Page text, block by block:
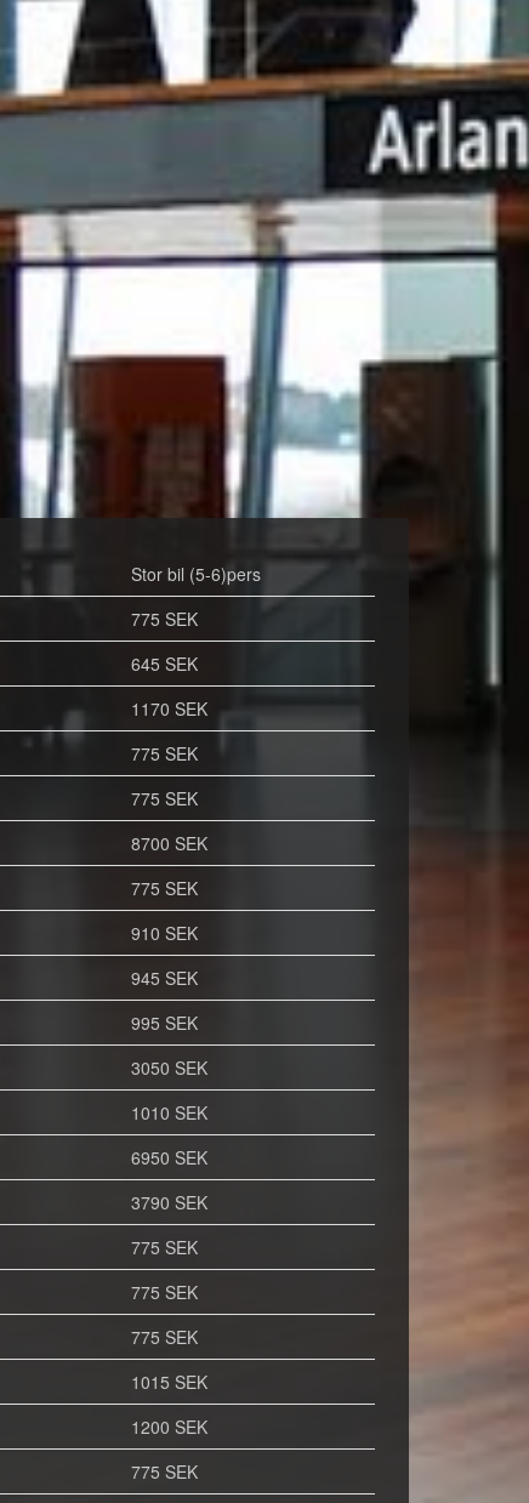
Stor bil (5-6)pers
775 SEK
645 SEK
1170 SEK
775 SEK
775 SEK
8700 SEK
775 SEK
910 SEK
945 SEK
995 SEK
3050 SEK
1010 SEK
6950 SEK
3790 SEK
775 SEK
775 SEK
775 SEK
1015 SEK
1200 SEK
775 SEK